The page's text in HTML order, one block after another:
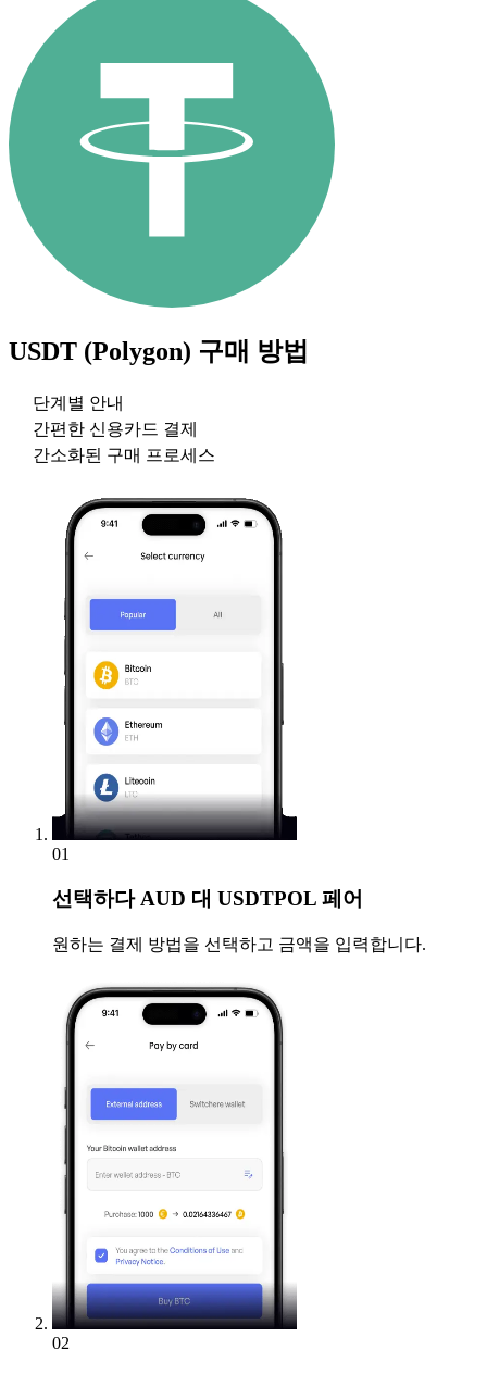
USDT (Polygon) 구매 방법
단계별 안내
간편한 신용카드 결제
간소화된 구매 프로세스
01
선택하다AUD 대 USDTPOL 페어
원하는 결제 방법을 선택하고 금액을 입력합니다.
02